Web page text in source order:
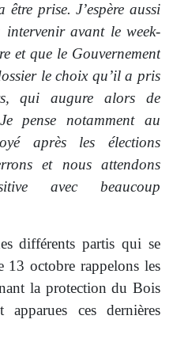
prise. J’espère aussi
avant le week-
et que le Gouvernement
le choix qu’il a pris
qui augure alors de
pense notamment au
après les élections
et nous attendons
avec beaucoup
différents partis qui se
13 octobre rappelons les
la protection du Bois
ces dernières